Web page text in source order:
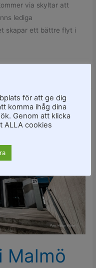
via skyltar att
lediga
skapar ett bättre flyt i
Malmö
för att ge dig
komma ihåg dina
Genom att klicka
ALLA cookies